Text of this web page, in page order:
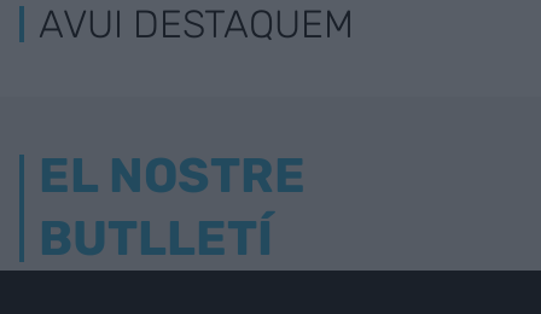
AVUI DESTAQUEM
EL NOSTRE
BUTLLETÍ